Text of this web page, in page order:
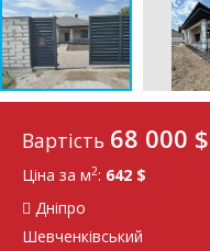
Вартість 68 000 $
Ціна за м2: 642 $
Дніпро
Шевченківський